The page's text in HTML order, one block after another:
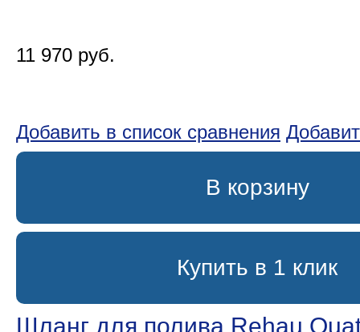
11 970 руб.
Добавить в список сравнения
В корзину
Купить в 1 клик
Шланг для полива Rehau